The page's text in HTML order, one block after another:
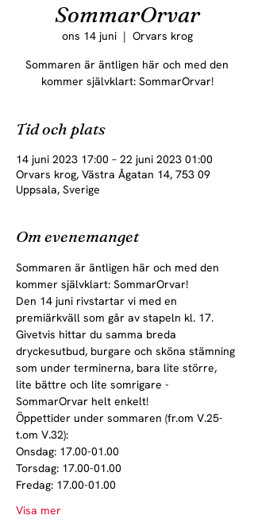
SommarOrvar
ons 14 juni
  |
Orvars krog
Sommaren är äntligen här och med den
kommer självklart: SommarOrvar!
Tid och plats
14 juni 2023 17:00 – 22 juni 2023 01:00
Orvars krog, Västra Ågatan 14, 753 09
Uppsala, Sverige
Om evenemanget
Sommaren är äntligen här och med den
kommer självklart: SommarOrvar!
Den 14 juni rivstartar vi med en
premiärkväll som går av stapeln kl. 17.
Givetvis hittar du samma breda
dryckesutbud, burgare och sköna stämning
som under terminerna, bara lite större,
lite bättre och lite somrigare -
SommarOrvar helt enkelt!
Öppettider under sommaren (fr.om V.25-
t.om V.32):
Onsdag: 17.00-01.00
Torsdag: 17.00-01.00
Fredag: 17.00-01.00
Visa mer